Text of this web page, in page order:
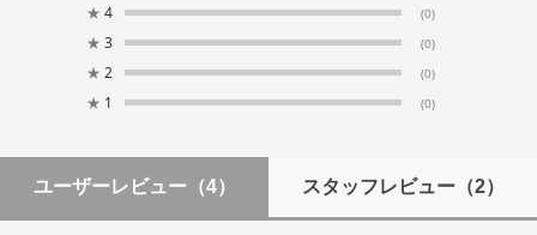
★ 4 (0)
★ 3 (0)
★ 2 (0)
★ 1 (0)
ユーザーレビュー （4） スタッフレビュー（2）